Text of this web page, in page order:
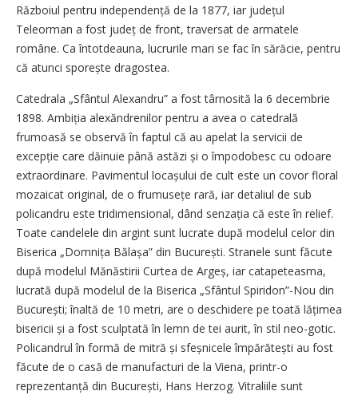
Războiul pentru independență de la 1877, iar județul
Teleorman a fost județ de front, traversat de armatele
române. Ca întotdeauna, lucrurile mari se fac în sărăcie, pentru
că atunci sporește dragostea.
Catedrala „Sfântul Alexandru” a fost târnosită la 6 decembrie
1898. Ambiția alexăndrenilor pentru a avea o catedrală
frumoasă se observă în faptul că au apelat la servicii de
excepție care dăinuie până astăzi și o împodobesc cu odoare
extraordinare. Pavimentul locașului de cult este un covor floral
mozaicat original, de o frumusețe rară, iar detaliul de sub
policandru este tridimensional, dând senzația că este în relief.
Toate candelele din argint sunt lucrate după modelul celor din
Biserica „Domnița Bălașa” din București. Stranele sunt făcute
după modelul Mănăstirii Curtea de Argeș, iar catapeteasma,
lucrată după modelul de la Biserica „Sfântul Spiridon”-Nou din
București; înaltă de 10 metri, are o deschidere pe toată lățimea
bisericii și a fost sculptată în lemn de tei aurit, în stil neo-gotic.
Policandrul în formă de mitră și sfeșnicele împărătești au fost
făcute de o casă de manufacturi de la Viena, printr-o
reprezentanță din București, Hans Herzog. Vitraliile sunt